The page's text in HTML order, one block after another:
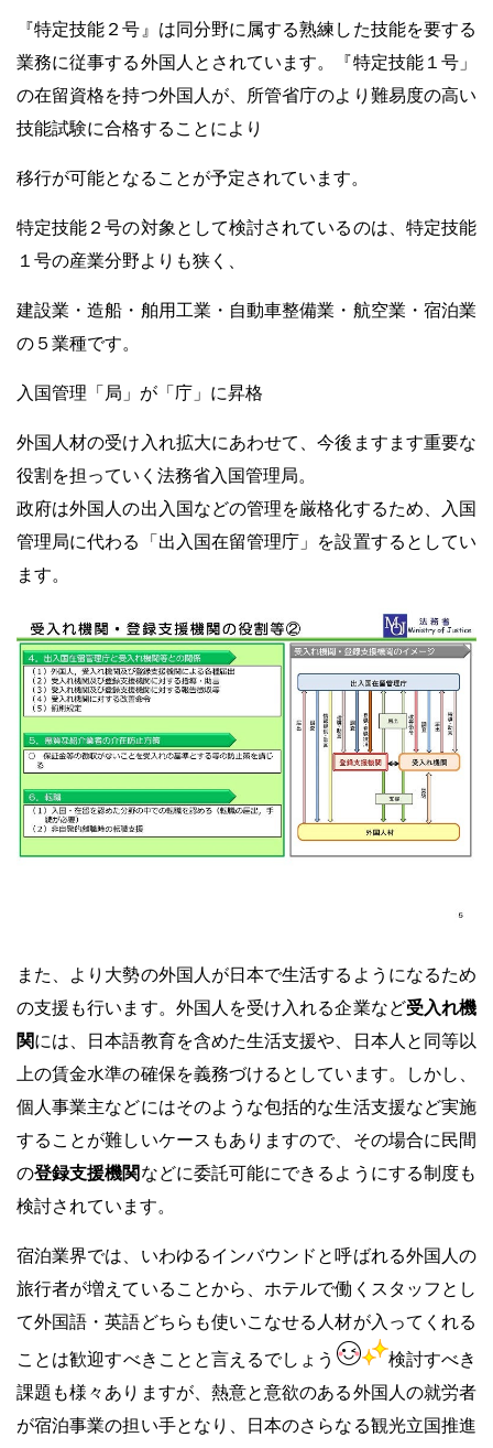
『特定技能２号』は同分野に属する熟練した技能を要する
業務に従事する外国人とされています。『特定技能１号」
の在留資格を持つ外国人が、所管省庁のより難易度の高い
技能試験に合格することにより
移行が可能となることが予定されています。
特定技能２号の対象として検討されているのは、特定技能
１号の産業分野よりも狭く、
建設業・造船・舶用工業・自動車整備業・航空業・宿泊業
の５業種です。
入国管理「局」が「庁」に昇格
外国人材の受け入れ拡大にあわせて、今後ますます重要な
役割を担っていく法務省入国管理局。
政府は外国人の出入国などの管理を厳格化するため、入国
管理局に代わる「出入国在留管理庁」を設置するとしてい
ます。
また、より大勢の外国人が日本で生活するようになるため
の支援も行います。 外国人を受け入れる企業など受入れ機
関には、日本語教育を含めた生活支援や、
日本人と同等以
上の賃金水準の確保を義務づけるとしています。しかし
個人事業主などにはそのような包括的な生活支援など実施
することが難しいケースもありますので、 その場合に民間
の登録支援機関 などに委託可能にできるようにする制度も
検討されています。
宿泊業界では、いわゆるインバウンドと呼ばれる外国人の
旅行者が増えていることから、 ホテルで働くスタッフとし
て外国語・英語どちらも使いこなせる人材が入ってくれる
ことは歓迎すべきことと言えるでしょう
検討すべき
課題も様々ありますが、熱意と意欲のある外国人の就労者
が宿泊事業の担い手となり、日本のさらなる観光立国推進